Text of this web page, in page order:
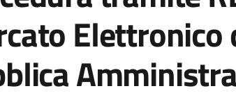
Elettronico